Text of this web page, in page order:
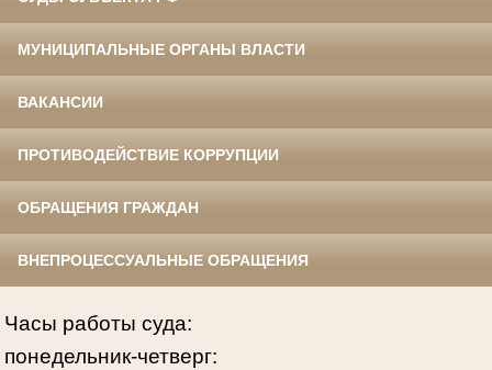
МУНИЦИПАЛЬНЫЕ ОРГАНЫ ВЛАСТИ
ВАКАНСИИ
ПРОТИВОДЕЙСТВИЕ КОРРУПЦИИ
ОБРАЩЕНИЯ ГРАЖДАН
ВНЕПРОЦЕССУАЛЬНЫЕ ОБРАЩЕНИЯ
Часы работы суда:
понедельник-четверг: